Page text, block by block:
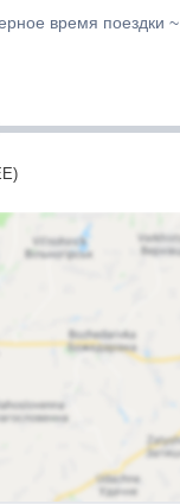
время поездки ~